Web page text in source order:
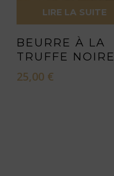
LIRE LA SUITE
BEURRE À LA
TRUFFE NOIRE
25,00 €